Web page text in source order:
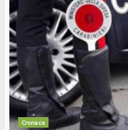
Cronaca